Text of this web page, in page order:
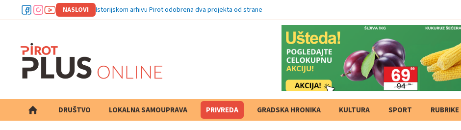
NASLOVI Istorijskom arhivu Pirot odobrena dva projekta od strane Ministarstva kul
DRUŠTVO LOKALNA SAMOUPRAVA PRIVREDA GRADSKA HRONIKA KULTURA SPORT RUBRIKE
PRETRAGA